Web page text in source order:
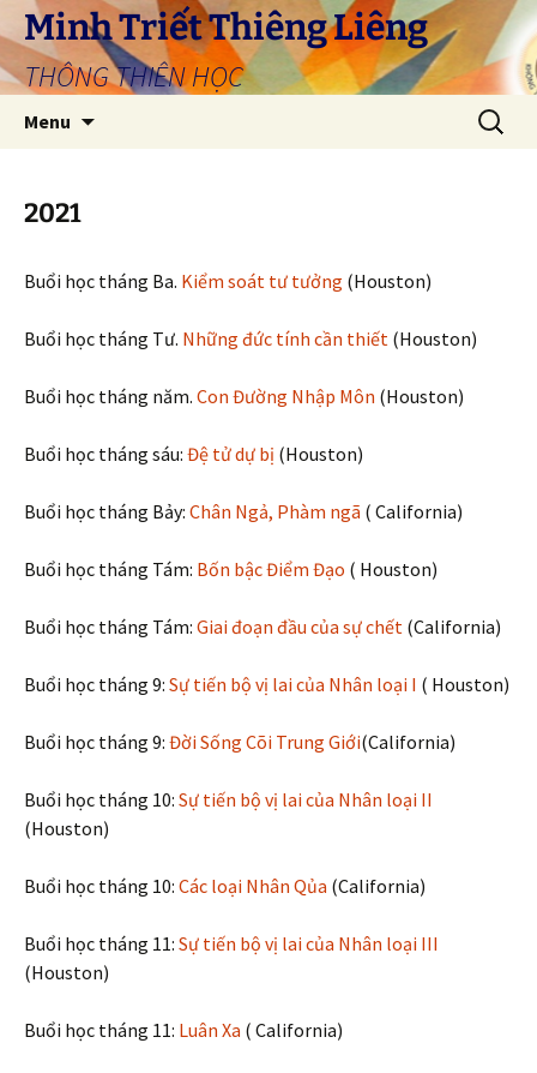
Skip
to
content
Minh Triết Thiêng Liêng
THÔNG THIÊN HỌC
Menu
Search
for:
2021
Buổi học tháng Ba. Kiểm soát tư tưởng (Houston)
Buổi học tháng Tư. Những đức tính cần thiết (Houston)
Buổi học tháng năm. Con Đường Nhập Môn (Houston)
Buổi học tháng sáu: Đệ tử dự bị (Houston)
Buổi học tháng Bảy: Chân Ngả, Phàm ngã ( California)
Buổi học tháng Tám: Bốn bậc Điểm Đạo ( Houston)
Buổi học tháng Tám: Giai đoạn đầu của sự chết (California)
Buổi học tháng 9: Sự tiến bộ vị lai của Nhân loại I ( Houston)
Buổi học tháng 9: Đời Sống Cõi Trung Giới(California)
Buổi học tháng 10: Sự tiến bộ vị lai của Nhân loại II
(Houston)
Buổi học tháng 10: Các loại Nhân Qủa (California)
Buổi học tháng 11: Sự tiến bộ vị lai của Nhân loại III
(Houston)
Buổi học tháng 11: Luân Xa ( California)